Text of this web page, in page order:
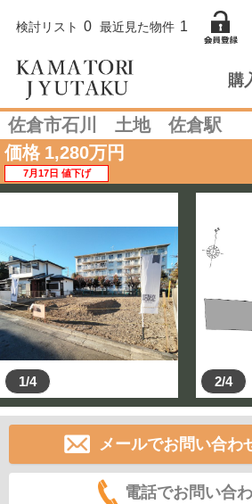
検討リスト 0 最近見た物件 1
購
佐倉市石川 土地 佐倉駅
価格 1,280万円
7月17日 値下げ
1/4 2/4
メールでお問い合わ
電話でお問い合